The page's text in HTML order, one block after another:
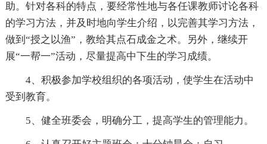
助。针对各科的特点，要经常性地与各任课教师讨论各科
的学习方法，并及时地向学生介绍，以完善其学习方法，
做到“授之以渔”，教给其点石成金之术。另外，继续开
展“一帮一”活动，尽量提高中下生的学习成绩。
4、积极参加学校组织的各项活动，使学生在活动中
受到教育。
5、健全班委会，明确分工，提高学生的管理能力。